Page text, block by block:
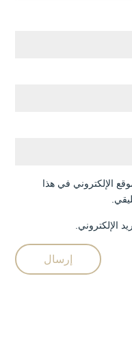
الإلكتروني في هذا
الإلكتروني.